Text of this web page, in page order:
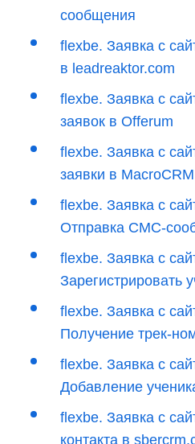
сообщения
flexbe. Заявка с
в leadreaktor.com
flexbe. Заявка с
заявок в Offerum
flexbe. Заявка с
заявки в
flexbe. Заявка с
Отправка СМС-
flexbe. Заявка с
Зарегистрировать
flexbe. Заявка с
Получение трек-
flexbe. Заявка с
Добавление
flexbe. Заявка с
контакта в